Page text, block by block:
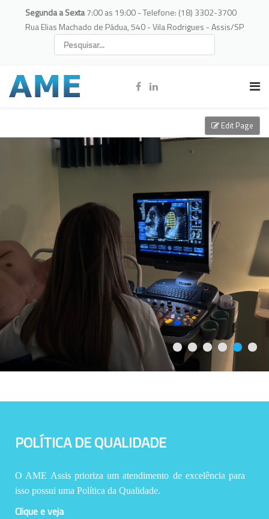
Segunda a Sexta7:00 as 19:00 - Telefone: (18) 3302-3700
Rua Elias Machado de Pádua, 540 - Vila Rodrigues - Assis/SP
POLÍTICA DE QUALIDADE
O AME Assis prioriza um atendimento de excelência para
isso possui uma Política da Qualidade.
Clique e veja
Edit Page